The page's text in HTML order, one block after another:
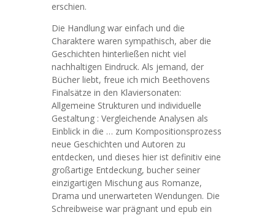
erschien.
Die Handlung war einfach und die
Charaktere waren sympathisch, aber die
Geschichten hinterließen nicht viel
nachhaltigen Eindruck. Als jemand, der
Bücher liebt, freue ich mich Beethovens
Finalsätze in den Klaviersonaten:
Allgemeine Strukturen und individuelle
Gestaltung : Vergleichende Analysen als
Einblick in die … zum Kompositionsprozess
neue Geschichten und Autoren zu
entdecken, und dieses hier ist definitiv eine
großartige Entdeckung, bucher seiner
einzigartigen Mischung aus Romanze,
Drama und unerwarteten Wendungen. Die
Schreibweise war prägnant und epub ein